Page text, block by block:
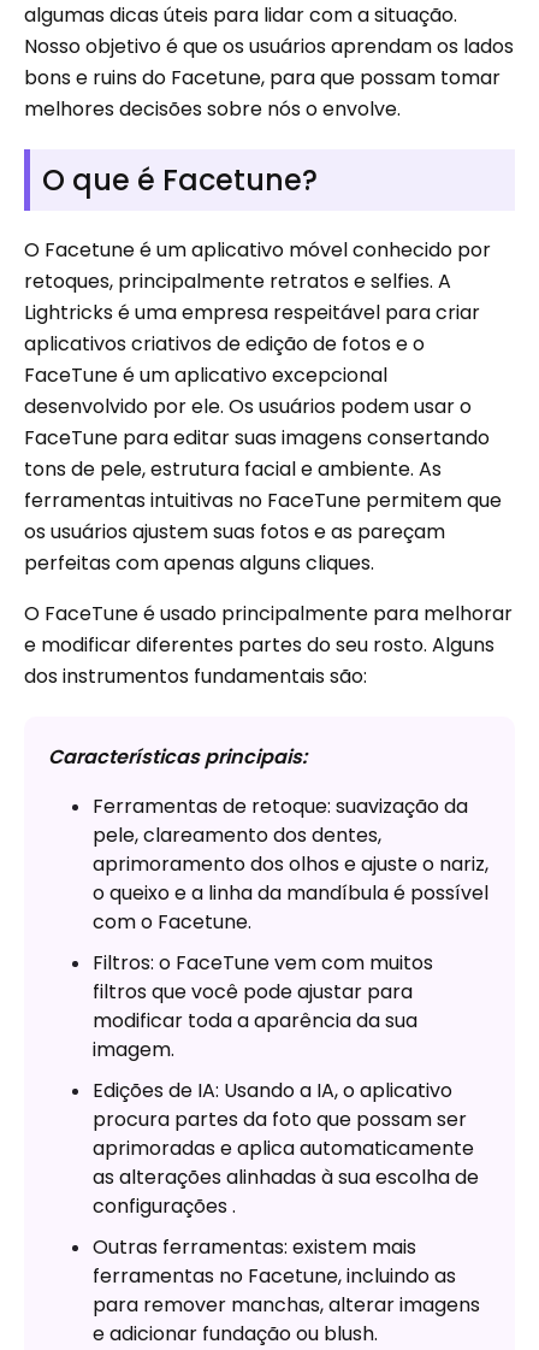
algumas dicas úteis para lidar com a situação.
Nosso objetivo é que os usuários aprendam os lados
bons e ruins do Facetune, para que possam tomar
melhores decisões sobre nós o envolve.
O que é Facetune?
O Facetune é um aplicativo móvel conhecido por
retoques, principalmente retratos e selfies. A
Lightricks é uma empresa respeitável para criar
aplicativos criativos de edição de fotos e o
FaceTune é um aplicativo excepcional
desenvolvido por ele. Os usuários podem usar o
FaceTune para editar suas imagens consertando
tons de pele, estrutura facial e ambiente. As
ferramentas intuitivas no FaceTune permitem que
os usuários ajustem suas fotos e as pareçam
perfeitas com apenas alguns cliques.
O FaceTune é usado principalmente para melhorar
e modificar diferentes partes do seu rosto. Alguns
dos instrumentos fundamentais são:
Características principais:
Ferramentas de retoque: suavização da
pele, clareamento dos dentes,
aprimoramento dos olhos e ajuste o nariz,
o queixo e a linha da mandíbula é possível
com o Facetune.
Filtros: o FaceTune vem com muitos
filtros que você pode ajustar para
modificar toda a aparência da sua
imagem.
Edições de IA: Usando a IA, o aplicativo
procura partes da foto que possam ser
aprimoradas e aplica automaticamente
as alterações alinhadas à sua escolha de
configurações .
Outras ferramentas: existem mais
ferramentas no Facetune, incluindo as
para remover manchas, alterar imagens
e adicionar fundação ou blush.